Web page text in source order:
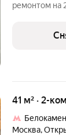
ремонтом на
41 м² · 2-
Москва,